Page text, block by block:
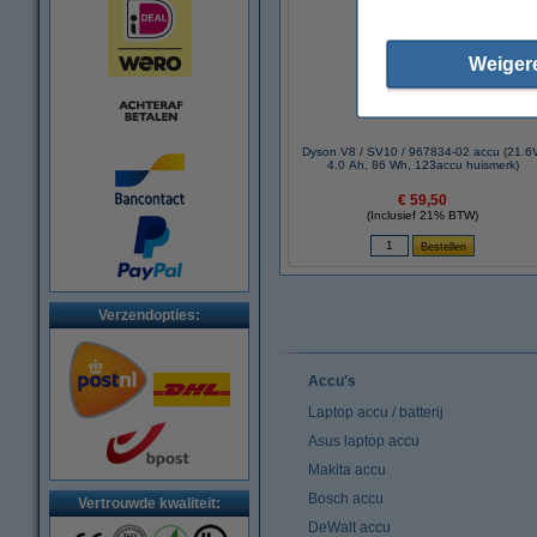
Verzendopties:
Vertrouwde kwaliteit:
Dyson V8 / SV10 / 967834-02 accu
4.0 Ah, 86 Wh, 123accu huismerk)
€ 59,50
(Inclusief 21% BTW)
Accu's
Laptop accu / batterij
Asus laptop accu
Makita accu
Bosch accu
DeWalt accu